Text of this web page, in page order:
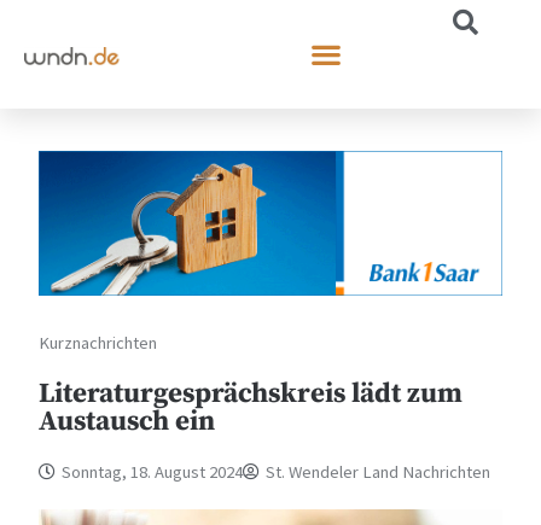
Kurznachrichten
Literaturgesprächskreis lädt zum
Austausch ein
Sonntag, 18. August 2024 St. Wendeler Land Nachrichten